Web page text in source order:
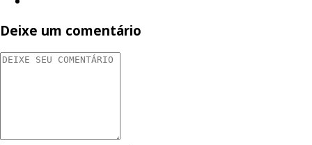
Deixe um comentário